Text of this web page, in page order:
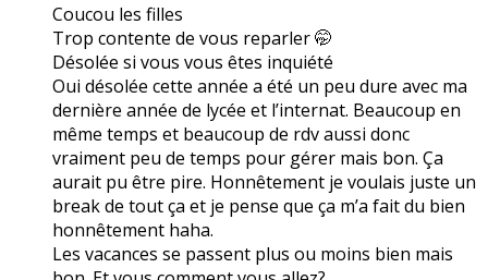
Coucou les filles
Trop contente de vous reparler 🤭
Désolée si vous vous êtes inquiété
Oui désolée cette année a été un peu dure avec ma
dernière année de lycée et l’internat. Beaucoup en
même temps et beaucoup de rdv aussi donc
vraiment peu de temps pour gérer mais bon. Ça
aurait pu être pire. Honnêtement je voulais juste un
break de tout ça et je pense que ça m’a fait du bien
honnêtement haha.
Les vacances se passent plus ou moins bien mais